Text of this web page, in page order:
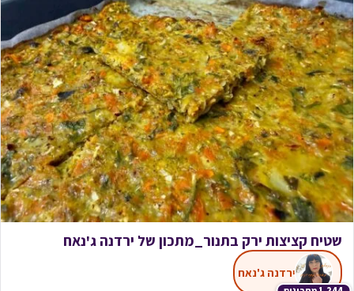
שטיח קציצות ירק בתנור_מתכון של ירדנה ג'נאח
ירדנה ג'נאח